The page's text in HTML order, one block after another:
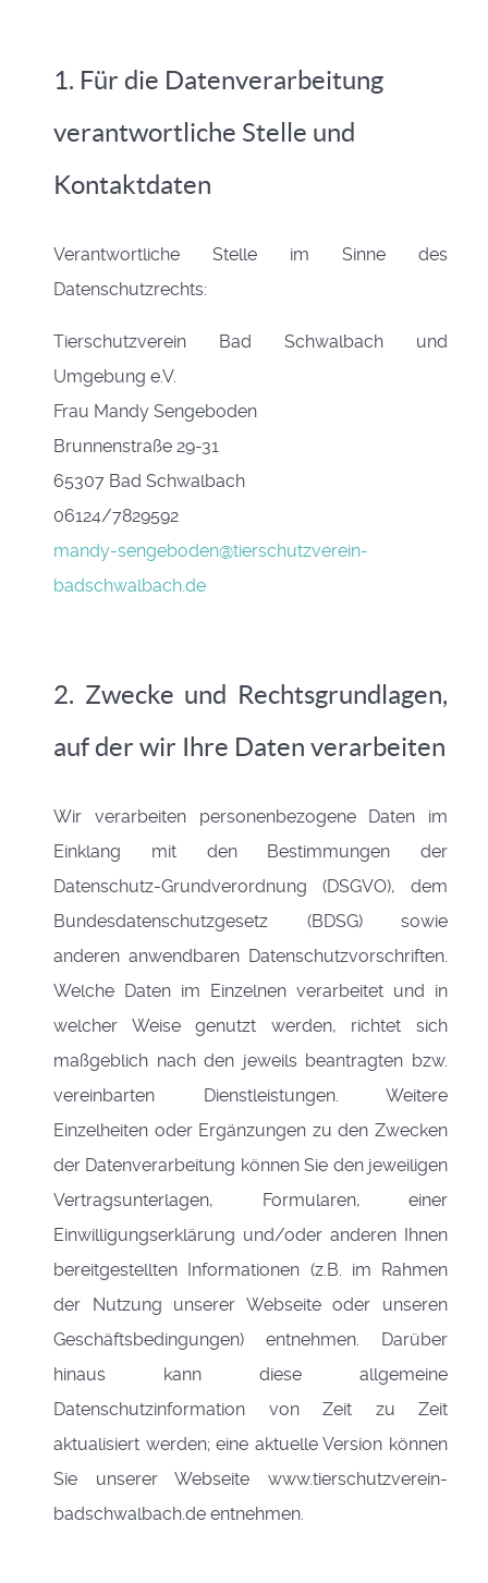
1. Für die Datenverarbeitung
verantwortliche Stelle und
Kontaktdaten
Verantwortliche Stelle im Sinne des
Datenschutzrechts:
Tierschutzverein Bad Schwalbach und
Umgebung e.V.
Frau Mandy Sengeboden
Brunnenstraße 29-31
65307 Bad Schwalbach
06124/7829592
mandy-sengeboden@tierschutzverein-
badschwalbach.de
2. Zwecke und Rechtsgrundlagen,
auf der wir Ihre Daten verarbeiten
Wir verarbeiten personenbezogene Daten im
Einklang mit den Bestimmungen der
Datenschutz-Grundverordnung (DSGVO), dem
Bundesdatenschutzgesetz (BDSG) sowie
anderen anwendbaren Datenschutzvorschriften.
Welche Daten im Einzelnen verarbeitet und in
welcher Weise genutzt werden, richtet sich
maßgeblich nach den jeweils beantragten bzw.
vereinbarten Dienstleistungen. Weitere
Einzelheiten oder Ergänzungen zu den Zwecken
der Datenverarbeitung können Sie den jeweiligen
Vertragsunterlagen, Formularen, einer
Einwilligungserklärung und/oder anderen Ihnen
bereitgestellten Informationen (z.B. im Rahmen
der Nutzung unserer Webseite oder unseren
Geschäftsbedingungen) entnehmen. Darüber
hinaus kann diese allgemeine
Datenschutzinformation von Zeit zu Zeit
aktualisiert werden; eine aktuelle Version können
Sie unserer Webseite www.tierschutzverein-
badschwalbach.de entnehmen.